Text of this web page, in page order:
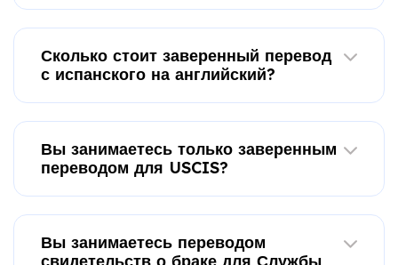
Сколько стоит заверенный перевод
с испанского на английский?
Вы занимаетесь только заверенным
переводом для USCIS?
Вы занимаетесь переводом
свидетельств о браке для Службы